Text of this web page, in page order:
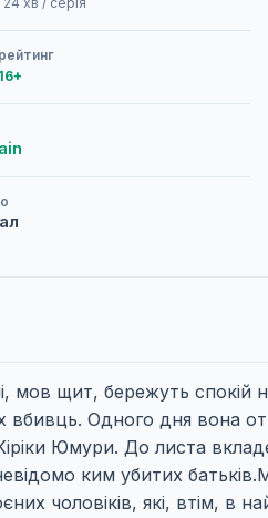
16+
мов щит, бережуть
вбивць. Одного дня вона
Юмури. До листа
ким убитих
чоловіків, які, втім, в